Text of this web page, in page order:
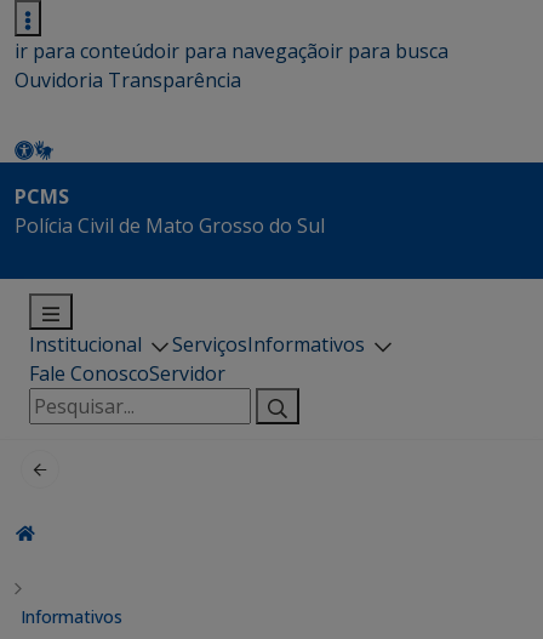
ir para conteúdoir para navegaçãoir para busca
Ouvidoria Transparência
PCMS
Polícia Civil de Mato Grosso do Sul
Institucional ServiçosInformativos
Fale ConoscoServidor
Pesquisar
por:
Informativos